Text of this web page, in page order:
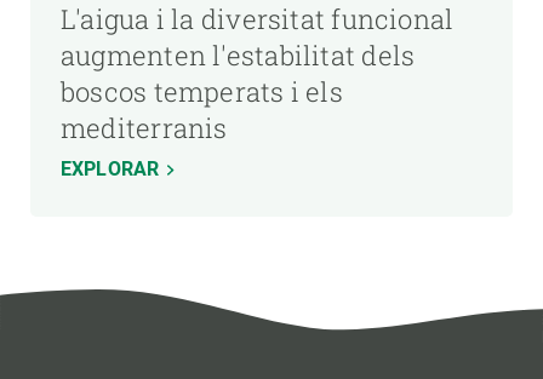
L'aigua i la diversitat funcional
augmenten l'estabilitat dels
boscos temperats i els
mediterranis
EXPLORAR